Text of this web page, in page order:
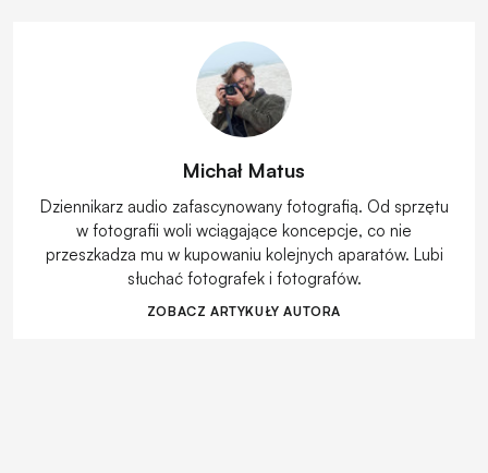
Michał Matus
Dziennikarz audio zafascynowany fotografią. Od sprzętu
w fotografii woli wciągające koncepcje, co nie
przeszkadza mu w kupowaniu kolejnych aparatów. Lubi
słuchać fotografek i fotografów.
ZOBACZ ARTYKUŁY AUTORA